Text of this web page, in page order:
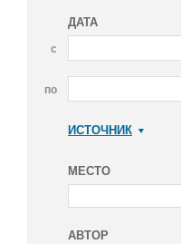
ДАТА
с
по
ИСТОЧНИК
МЕСТО
АВТОР